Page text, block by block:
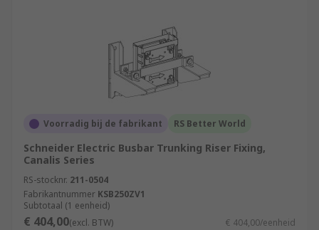
Voorradig bij de fabrikant RS Better World
Schneider Electric Busbar Trunking Riser Fixing,
Canalis Series
RS-stocknr. 211-0504
Fabrikantnummer KSB250ZV1
Subtotaal (1 eenheid)
€ 404,00(excl. BTW) € 404,00/eenheid